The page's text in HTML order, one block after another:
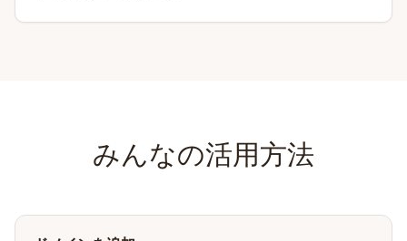
みんなの活用方法